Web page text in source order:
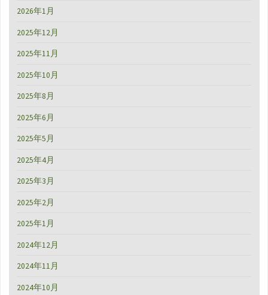
2026年1月
2025年12月
2025年11月
2025年10月
2025年8月
2025年6月
2025年5月
2025年4月
2025年3月
2025年2月
2025年1月
2024年12月
2024年11月
2024年10月